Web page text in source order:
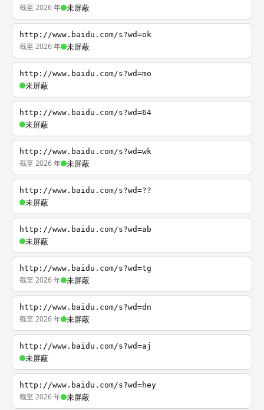
截至 2026 年 未屏蔽
http://www.baidu.com/s?wd=ok
截至 2026 年 未屏蔽
http://www.baidu.com/s?wd=mo
未屏蔽
http://www.baidu.com/s?wd=64
未屏蔽
http://www.baidu.com/s?wd=wk
截至 2026 年 未屏蔽
http://www.baidu.com/s?wd=??
未屏蔽
http://www.baidu.com/s?wd=ab
未屏蔽
http://www.baidu.com/s?wd=tg
截至 2026 年 未屏蔽
http://www.baidu.com/s?wd=dn
截至 2026 年 未屏蔽
http://www.baidu.com/s?wd=aj
未屏蔽
http://www.baidu.com/s?wd=hey
截至 2026 年 未屏蔽